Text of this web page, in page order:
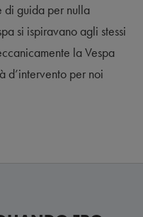
di guida per nulla
si ispiravano agli stessi
la Vespa
d’intervento per noi